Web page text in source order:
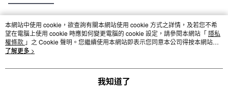
無印良品門市自取
免運費
熱門標籤
本網站中使用 cookie，欲查詢有關本網站使用 cookie 方式之詳情，及若您不希
望在電腦上使用 cookie 時應如何變更電腦的 cookie 設定，請參閱本網站「 隱私
權條款 」之 Cookie 聲明。您繼續使用本網站即表示您同意本公司得按本網站使
用條款之 Cookie 聲明使用 cookie。
了解更多 >
我知道了